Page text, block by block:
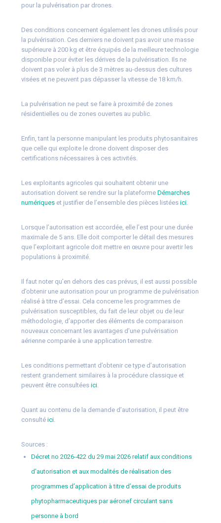
pour la pulvérisation par drones.
Des conditions concernent également les drones utilisés pour
la pulvérisation. Ces derniers ne doivent pas avoir une masse
supérieure à 200 kg et être équipés de la meilleure technologie
disponible pour éviter les dérives de la pulvérisation. Ils ne
doivent pas voler à plus de 3 mètres au-dessus des cultures
visées et ne peuvent pas dépasser la vitesse de 18 km/h.
La pulvérisation ne peut se faire à proximité de zones
résidentielles ou de zones ouvertes au public.
Enfin, tant la personne manipulant les produits phytosanitaires
que celle qui exploite le drone doivent disposer des
certifications nécessaires à ces activités.
Les exploitants agricoles qui souhaitent obtenir une
autorisation doivent se rendre sur la plateforme Démarches
numériqueset justifier de l’ensemble des pièces listées ici.
Lorsque l’autorisation est accordée, elle l’est pour une durée
maximale de 5 ans. Elle doit comporter le détail des mesures
que l’exploitant agricole doit mettre en œuvre pour avertir les
populations à proximité.
Il faut noter qu’en dehors des cas prévus, il est aussi possible
d’obtenir une autorisation pour un programme de pulvérisation
réalisé à titre d’essai. Cela concerne les programmes de
pulvérisation susceptibles, du fait de leur objet ou de leur
méthodologie, d’apporter des éléments de comparaison
nouveaux concernant les avantages d’une pulvérisation
aérienne comparée à une application terrestre.
Les conditions permettant d’obtenir ce type d’autorisation
restent grandement similaires à la procédure classique et
peuvent être consultées ici.
Quant au contenu de la demande d’autorisation, il peut être
consulté ici.
Sources :
Décret no 2026-422 du 29 mai 2026 relatif aux conditions
d’autorisation et aux modalités de réalisation des
programmes d’application à titre d’essai de produits
phytopharmaceutiques par aéronef circulant sans
personne à bord